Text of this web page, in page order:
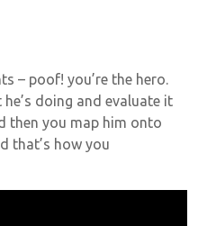
– poof! you’re the hero.
doing and evaluate it
then you map him onto
that’s how you